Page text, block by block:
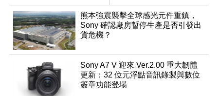
調編輯
熊本強震襲擊全球感光元件重鎮，
Sony 確認廠房暫停生產是否引發出
貨危機？
Sony A7 V 迎來 Ver.2.00 重大韌體
更新：32 位元浮點音訊錄製與數位
簽章功能登場